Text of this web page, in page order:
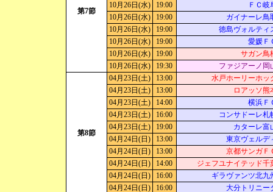
第7節
10月26日(水)
19:00
ＦＣ岐
10月26日(水)
19:00
ガイナーレ鳥
10月26日(水)
19:00
徳島ヴォルティ
10月26日(水)
19:00
愛媛Ｆ
10月26日(水)
19:00
サガン鳥
10月26日(水)
19:30 ファジアーノ岡
第8節
04月23日(土) 13:00
水戸ホーリーホッ
04月23日(土)
13:00
ロアッソ熊
04月23日(土)
14:00
横浜Ｆ
04月23日(土)
16:00
コンサドーレ札
04月23日(土)
19:00
カターレ富
04月24日(日)
13:00
東京ヴェルデ
04月24日(日)
13:00
京都サンガＦ
04月24日(日)
14:00
ジェフユナイテッド千
04月24日(日)
16:00
ギラヴァンツ北九
04月24日(日)
16:00 大分トリニー